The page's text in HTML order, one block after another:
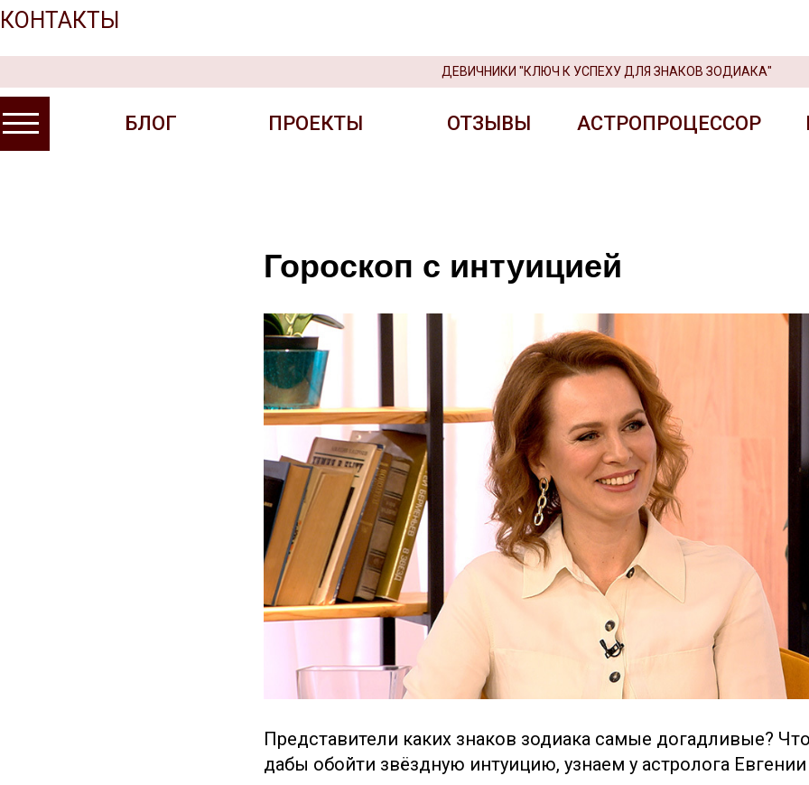
КОНТАКТЫ
БЛОГ
БЛОГ ПРОЕКТЫ
ПРОЕКТЫ ОТЗЫВЫ
ОТЗЫВЫ АСТРОПРОЦЕССОР
АСТРОПРОЦЕССОР
ДЕВИЧНИКИ "КЛЮЧ К УСПЕХУ ДЛЯ ЗНАКОВ ЗОДИАКА"
Гороскоп с интуицией
Представители каких знаков зодиака самые догадливые?
дабы обойти звёздную интуицию, узнаем у астролога